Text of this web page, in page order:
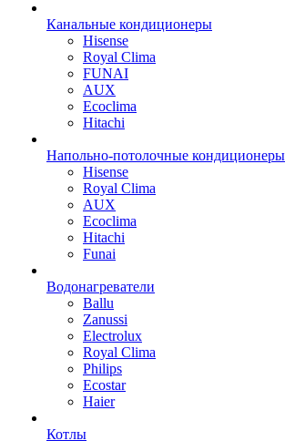
Канальные кондиционеры
Hisense
Royal Clima
FUNAI
AUX
Ecoclima
Hitachi
Напольно-потолочные кондиционеры
Hisense
Royal Clima
AUX
Ecoclima
Hitachi
Funai
Водонагреватели
Ballu
Zanussi
Electrolux
Royal Clima
Philips
Ecostar
Haier
Котлы